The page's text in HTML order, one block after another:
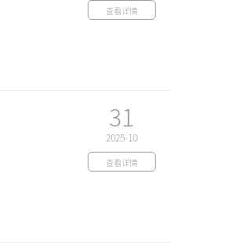
查看详情
31
2025-10
查看详情